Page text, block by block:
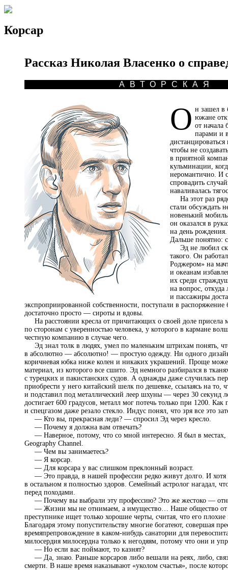
Корсар
Рассказ Николая Власенко о
О н зашел в
южане
от начала
парами и
чтобы не
в приятной
кульминации,
неромантично. И
спровадить
наваливалась
На этот раз
стали обсуждать
новенький
он оказался в
на день
Дальше понятно:
Эд не любил
такого. Он
Роджером» на
и океанам
их среди
на вопрос, откуда
и пассажиры
экспроприированной собственности, поступали в
достаточно просто — сироты и вдовы.
На расстоянии кресла от причитающих о своей доле присела
по сторонам с уверенностью человека, у которого в кармане
честную компанию в случае чего.
Эд знал толк в людях, умел по маленьким штрихам понять,
в абсолютно — абсолютно! — простую одежду. Ни одного
коричневая юбка ниже колен и никаких украшений. Проще
материал, из которого все сшито. Эд немного разбирался в
с турецких и пакистанских судов. А однажды даже случилась
приобрести у него китайский шелк по дешевке, ссылаясь на то,
и подставил под металлический леер шхуны — через 30
достигает 600 градусов, металл мог потечь только при 1200.
и спецгазом даже резало стекло. Индус понял, что зря все это
— Кто вы, прекрасная леди? — спросил Эд через кресло.
— Почему я должна вам отвечать?
— Наверное, потому, что со мной интересно. Я был в местах,
Geography Channel.
— Чем вы занимаетесь?
— Я корсар.
— Для корсара у вас слишком преклонный возраст.
— Это правда, в нашей профессии редко живут долго. И хотя
в остальном я полностью здоров. Семейный астролог нагадал,
перед походами.
— Почему вы выбрали эту профессию? Это же жестоко —
— Жизни мы не отнимаем, а имущество… Наше общество от
преступнике ищет только хорошие черты, считая, что его
Благодаря этому попустительству многие богатеют, совершая
времяпрепровождение в каком-нибудь санатории для
милосердия милосердна только к негодяям, потому что они и
— Но если вас поймают, то казнят?
— Да, знаю. Раньше корсаров либо вешали на реях, либо,
смерти. В наше время наказывают «уколом счастья», после